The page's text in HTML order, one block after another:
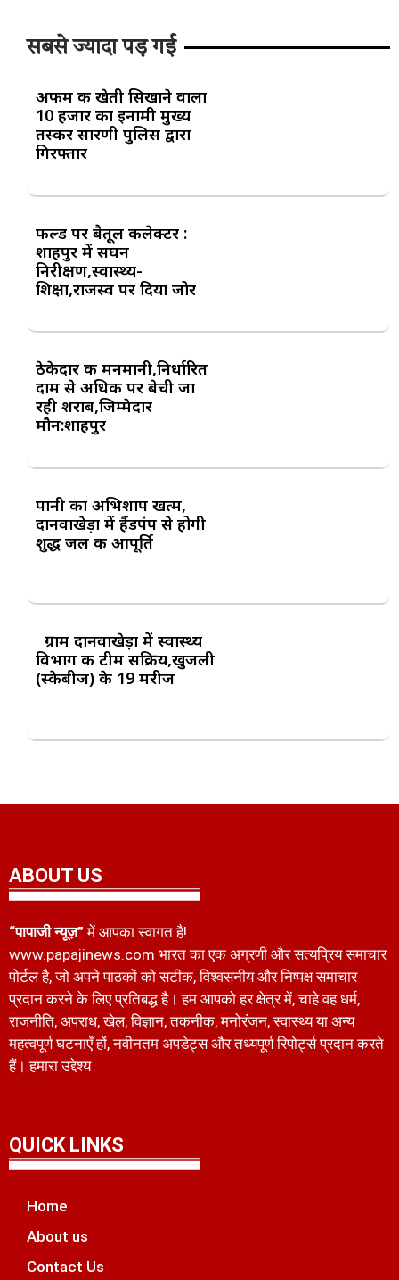
सबसे ज्यादा पड़ गई
अफीम की खेती सिखाने वाला
10 हजार का इनामी मुख्य
तस्कर सारणी पुलिस द्वारा
गिरफ्तार
फील्ड पर बैतूल कलेक्टर :
शाहपुर में सघन
निरीक्षण,स्वास्थ्य-
शिक्षा,राजस्व पर दिया जोर
ठेकेदार की मनमानी,निर्धारित
दाम से अधिक पर बेची जा
रही शराब,जिम्मेदार
मौन:शाहपुर
पानी का अभिशाप खत्म,
दानवाखेड़ा में हैंडपंप से होगी
शुद्ध जल की आपूर्ति
ग्राम दानवाखेड़ा में स्वास्थ्य
विभाग की टीम सक्रिय,खुजली
(स्केबीज) के 19 मरीज
ABOUT US
“पापाजी न्यूज़” में आपका स्वागत है!
www.papajinews.com भारत का एक अग्रणी और सत्यप्रिय समाचार
पोर्टल है, जो अपने पाठकों को सटीक, विश्वसनीय और निष्पक्ष समाचार
प्रदान करने के लिए प्रतिबद्ध है। हम आपको हर क्षेत्र में, चाहे वह धर्म,
राजनीति, अपराध, खेल, विज्ञान, तकनीक, मनोरंजन, स्वास्थ्य या अन्य
महत्वपूर्ण घटनाएँ हों, नवीनतम अपडेट्स और तथ्यपूर्ण रिपोर्ट्स प्रदान करते
हैं। हमारा उद्देश्य
QUICK LINKS
Home
About us
Contact Us